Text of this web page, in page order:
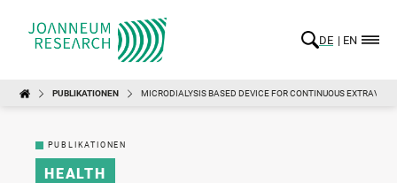
DE EN
PUBLIKATIONEN MICRODIALYSIS BASED DEVICE FOR CONTINUOUS
PUBLIKATIONEN
HEALTH